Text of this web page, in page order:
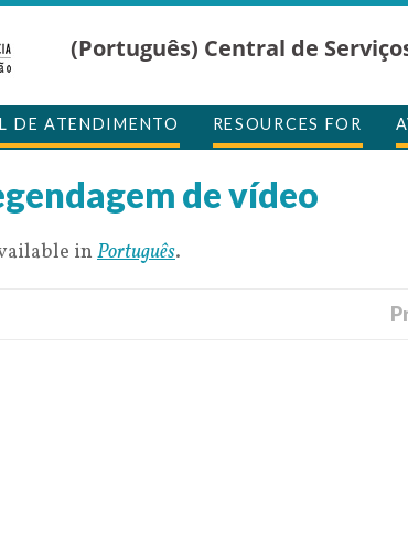
(Português) Central de
DE ATENDIMENTO RESOURCES FOR
de vídeo
in Português.